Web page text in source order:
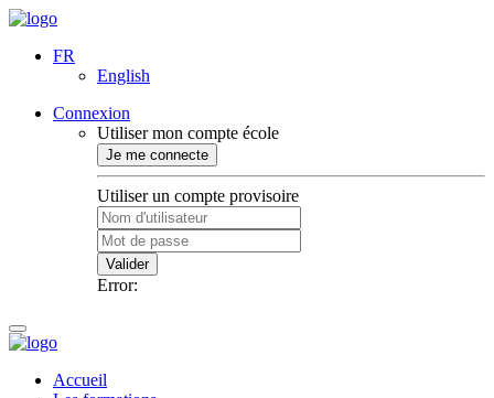
FR
English
Connexion
Utiliser mon compte école
Je me connecte
Utiliser un compte provisoire
Valider
Error:
Accueil